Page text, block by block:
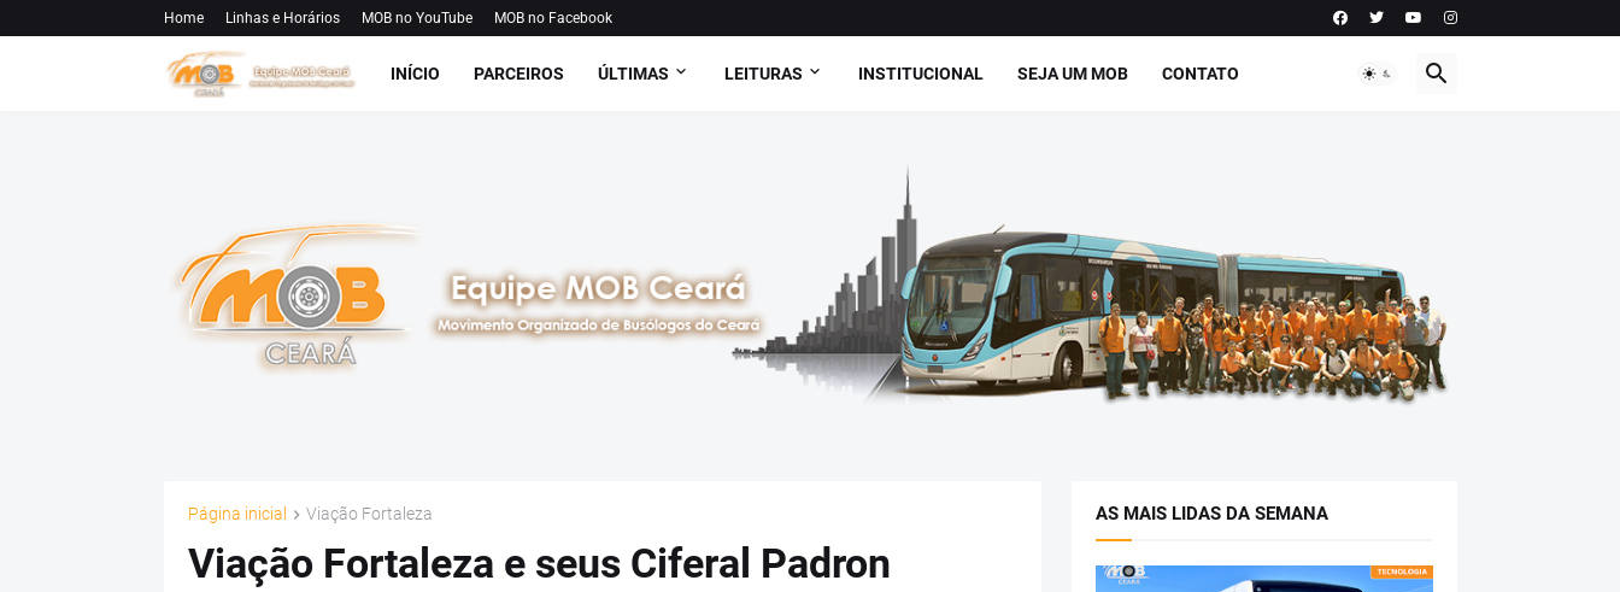
Home Linhas e Horários MOB no YouTube MOB no Facebook
INÍCIO PARCEIROS ÚLTIMAS LEITURAS INSTITUCIONAL SEJA UM MOB CONTATO
Página inicial Viação Fortaleza
Viação Fortaleza e seus Ciferal Padron
AS MAIS LIDAS DA SEMANA